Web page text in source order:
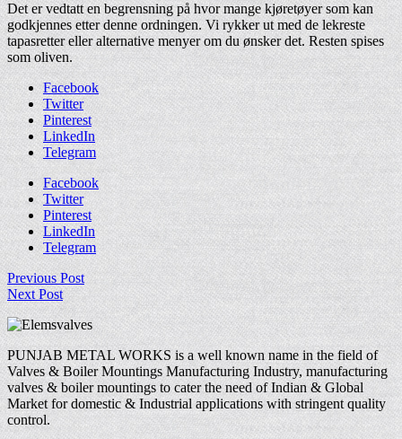
Det er vedtatt en begrensning på hvor mange kjøretøyer som kan
godkjennes etter denne ordningen. Vi rykker ut med de lekreste
tapasretter eller alternative menyer om du ønsker det. Resten spises
som oliven.
Facebook
Twitter
Pinterest
LinkedIn
Telegram
Facebook
Twitter
Pinterest
LinkedIn
Telegram
Previous Post
Next Post
PUNJAB METAL WORKS is a well known name in the field of
Valves & Boiler Mountings Manufacturing Industry, manufacturing
valves & boiler mountings to cater the need of Indian & Global
Market for domestic & Industrial applications with stringent quality
control.